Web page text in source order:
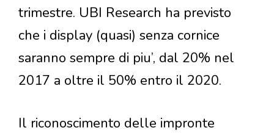
trimestre. UBI Research ha previsto
che i display (quasi) senza cornice
saranno sempre di piu’, dal 20% nel
2017 a oltre il 50% entro il 2020.
Il riconoscimento delle impronte